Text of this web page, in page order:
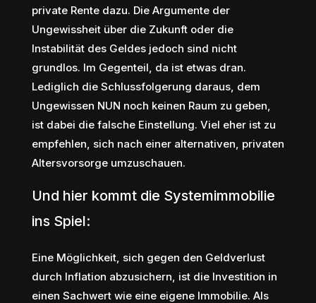
private Rente dazu. Die Argumente der
Ungewissheit über die Zukunft oder die
Instabilität des Geldes jedoch sind nicht
grundlos. Im Gegenteil, da ist etwas dran.
Lediglich die Schlussfolgerung daraus, dem
Ungewissen NUN noch keinen Raum zu geben,
ist dabei die falsche Einstellung. Viel eher ist zu
empfehlen, sich nach einer alternativen, privaten
Altersvorsorge umzuschauen.
Und hier kommt die Systemimmobilie
ins Spiel:
Eine Möglichkeit, sich gegen den Geldverlust
durch Inflation abzusichern, ist die Investition in
einen Sachwert wie eine eigene Immobilie. Als